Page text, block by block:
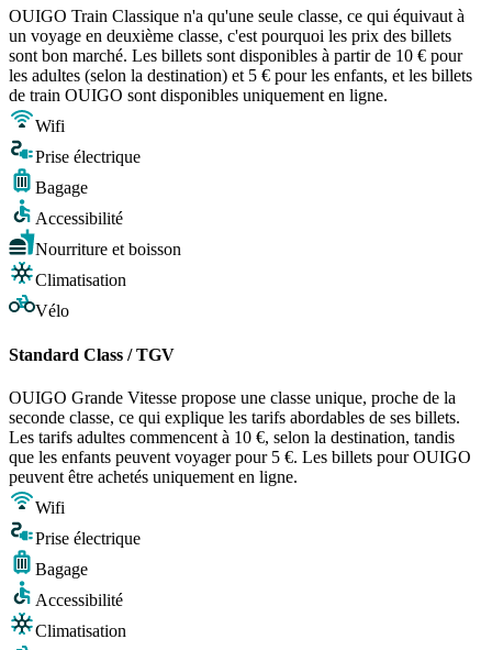
OUIGO Train Classique n'a qu'une seule classe, ce qui équivaut à
un voyage en deuxième classe, c'est pourquoi les prix des billets
sont bon marché. Les billets sont disponibles à partir de 10 € pour
les adultes (selon la destination) et 5 € pour les enfants, et les billets
de train OUIGO sont disponibles uniquement en ligne.
Wifi
Prise électrique
Bagage
Accessibilité
Nourriture et boisson
Climatisation
Vélo
Standard Class / TGV
OUIGO Grande Vitesse propose une classe unique, proche de la
seconde classe, ce qui explique les tarifs abordables de ses billets.
Les tarifs adultes commencent à 10 €, selon la destination, tandis
que les enfants peuvent voyager pour 5 €. Les billets pour OUIGO
peuvent être achetés uniquement en ligne.
Wifi
Prise électrique
Bagage
Accessibilité
Climatisation